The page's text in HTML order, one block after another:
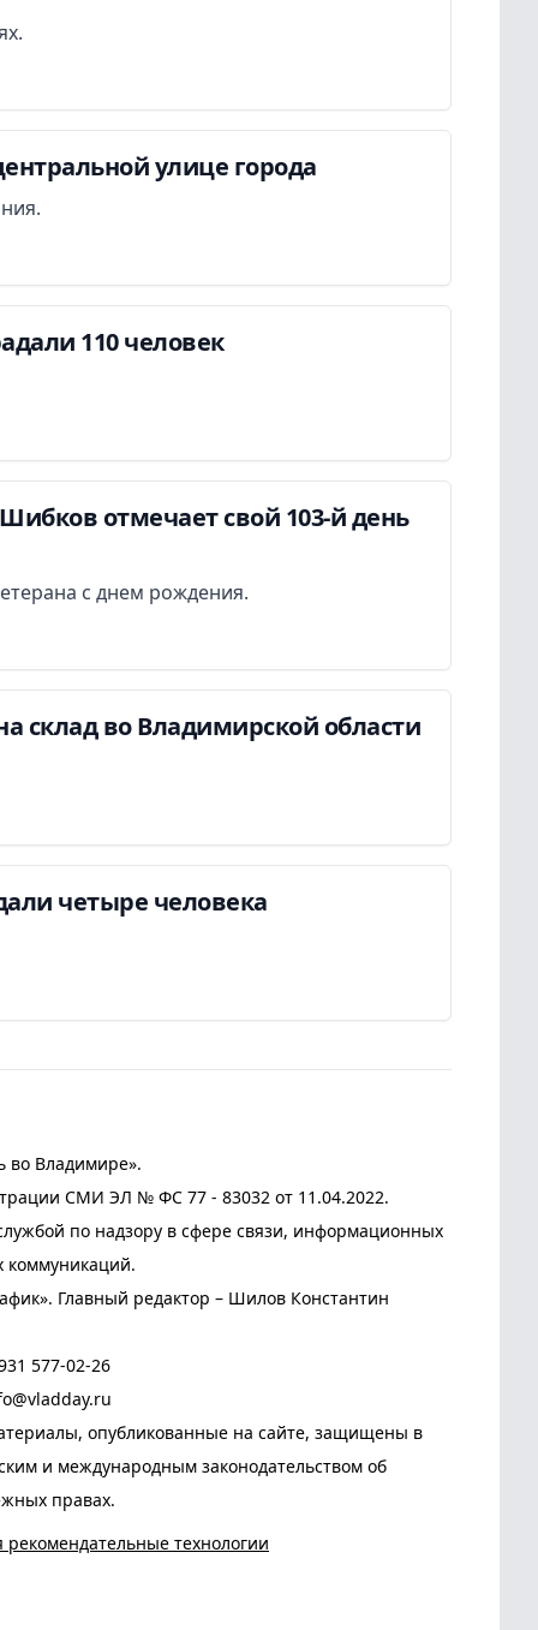
улице города
110 человек
отмечает свой 103-й день
с днем рождения.
склад во Владимирской области
четыре человека
во Владимире».
СМИ ЭЛ № ФС 77 - 83032 от 11.04.2022.
по надзору в сфере связи, информационных
коммуникаций.
Главный редактор – Шилов Константин
577-02-26
опубликованные на сайте, защищены в
и международным законодательством об
правах.
рекомендательные технологии